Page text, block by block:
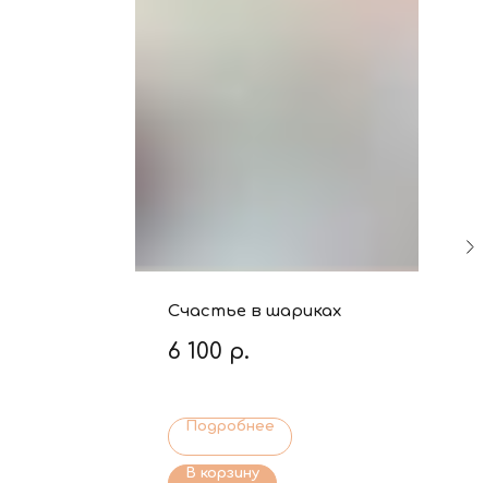
Счастье в шариках
6 100 р.
Подробнее
В корзину